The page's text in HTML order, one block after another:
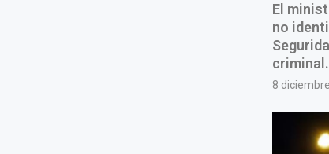
El
no
criminal.
8